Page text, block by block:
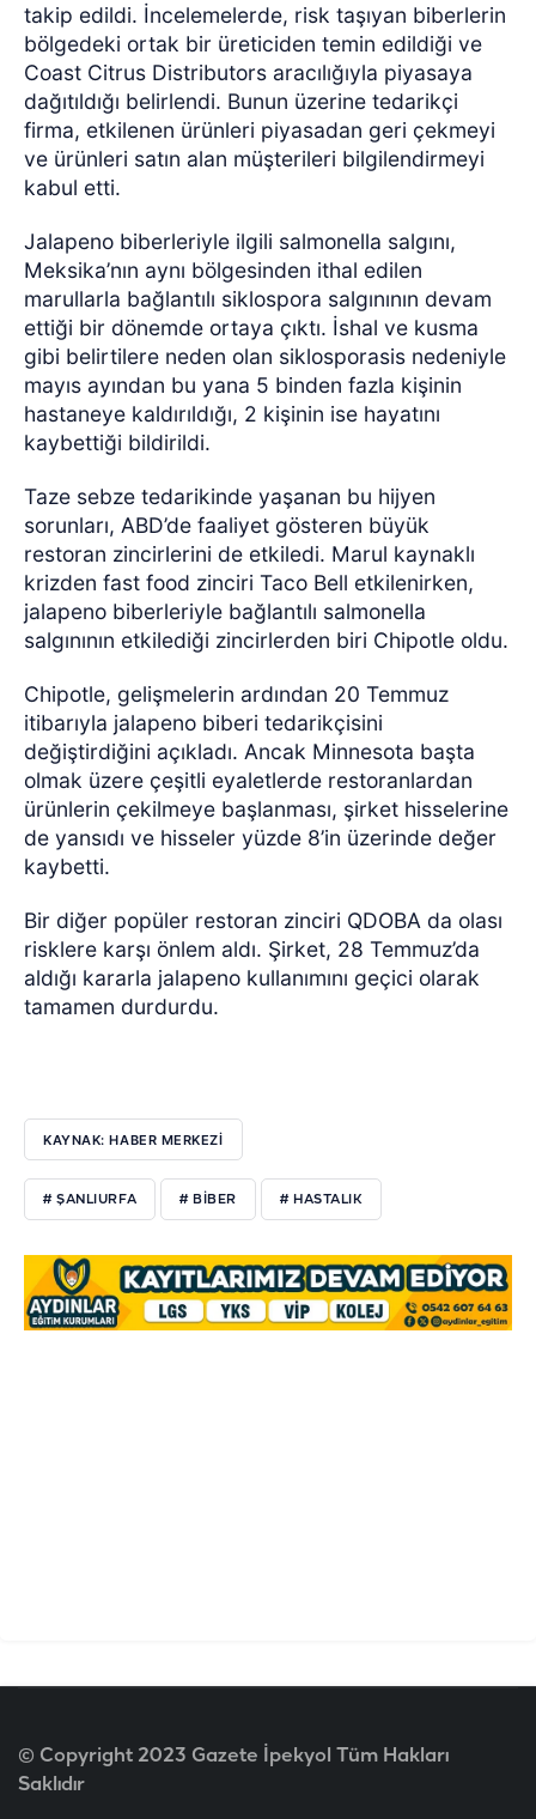
takip edildi. İncelemelerde, risk taşıyan biberlerin
bölgedeki ortak bir üreticiden temin edildiği ve
Coast Citrus Distributors aracılığıyla piyasaya
dağıtıldığı belirlendi. Bunun üzerine tedarikçi
firma, etkilenen ürünleri piyasadan geri çekmeyi
ve ürünleri satın alan müşterileri bilgilendirmeyi
kabul etti.
Jalapeno biberleriyle ilgili salmonella salgını,
Meksika’nın aynı bölgesinden ithal edilen
marullarla bağlantılı siklospora salgınının devam
ettiği bir dönemde ortaya çıktı. İshal ve kusma
gibi belirtilere neden olan siklosporasis nedeniyle
mayıs ayından bu yana 5 binden fazla kişinin
hastaneye kaldırıldığı, 2 kişinin ise hayatını
kaybettiği bildirildi.
Taze sebze tedarikinde yaşanan bu hijyen
sorunları, ABD’de faaliyet gösteren büyük
restoran zincirlerini de etkiledi. Marul kaynaklı
krizden fast food zinciri Taco Bell etkilenirken,
jalapeno biberleriyle bağlantılı salmonella
salgınının etkilediği zincirlerden biri Chipotle oldu.
Chipotle, gelişmelerin ardından 20 Temmuz
itibarıyla jalapeno biberi tedarikçisini
değiştirdiğini açıkladı. Ancak Minnesota başta
olmak üzere çeşitli eyaletlerde restoranlardan
ürünlerin çekilmeye başlanması, şirket hisselerine
de yansıdı ve hisseler yüzde 8’in üzerinde değer
kaybetti.
Bir diğer popüler restoran zinciri QDOBA da olası
risklere karşı önlem aldı. Şirket, 28 Temmuz’da
aldığı kararla jalapeno kullanımını geçici olarak
tamamen durdurdu.
KAYNAK: HABER MERKEZİ
# ŞANLIURFA # BIBER # HASTALIK
© Copyright 2023 Gazete İpekyol Tüm Hakları
Saklıdır